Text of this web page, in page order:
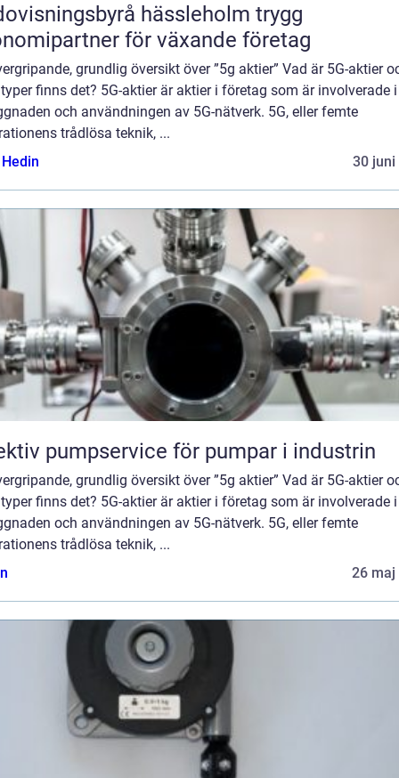
hässleholm trygg
för växande företag
grundlig översikt över ”5g aktier” Vad är 5G-aktier
finns det? 5G-aktier är aktier i företag som är involverade i
och användningen av 5G-nätverk. 5G, eller femte
trådlösa teknik, ...
30 juni
pumpservice för pumpar i industrin
grundlig översikt över ”5g aktier” Vad är 5G-aktier
finns det? 5G-aktier är aktier i företag som är involverade i
och användningen av 5G-nätverk. 5G, eller femte
trådlösa teknik, ...
26 maj